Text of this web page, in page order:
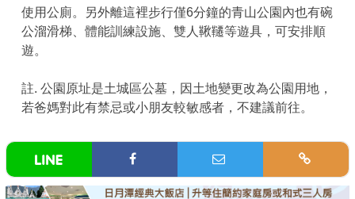
使用公廁。另外離這裡步行僅6分鐘的青山公園內也有碗
公溜滑梯、體能訓練設施、雙人鞦韆等遊具，可安排順
遊。
註. 公園原址是土城區公墓，因土地變更改為公園用地，
若爸媽對此有禁忌或小朋友較敏感者，不建議前往。